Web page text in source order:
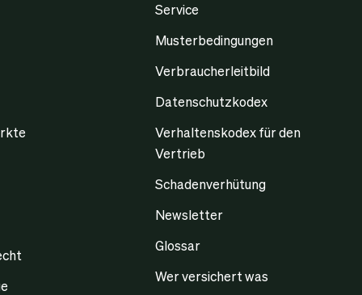
Service
Musterbedingungen
Verbraucherleitbild
Datenschutzkodex
Verhaltenskodex für den
Vertrieb
Schadenverhütung
Newsletter
Glossar
Wer versichert was